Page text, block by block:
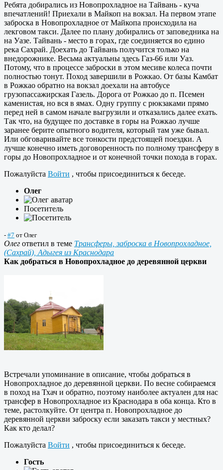
Ребята добирались из Новопрохладное на Тайвань - куча
впечатлений! Приехали в Майкоп на вокзал. На первом этапе
заброска в Новопрохладное от Майкопа происходила на
лекговом такси. Далее по плану добирались от заповедника на
на Уазе. Тайвань - место в горах, где соединяется во едино
река Сахрай. Доехать до Тайвань получится только на
внедорожнике. Весьма актуальны здесь Газ-66 или Уаз.
Потому, что в процессе заброски в этом месиве колеса почти
полностью тонут. Поход завершили в Рожкао. От базы Камбат
в Рожкао обратно на вокзал доехали на автобусе
грузопассажирская Газель. Дорога от Рожкао до п. Псемен
каменистая, но вся в ямах. Одну группу с рюкзаками прямо
перед ней в самом начале выгрузили и отказались далее ехать.
Так что, на будущее по доставке в горы на Рожкао лучше
заранее берите опытного водителя, который там уже бывал.
Или обговаривайте все тонкости предстоящей поездки. А
лучше конечно иметь договоренность по полному трансферу в
горы до Новопрохладное и от конечной точки похода в горах.
Пожалуйста Войти , чтобы присоединиться к беседе.
Олег
Посетитель
- #7 от Олег
Олег ответил в теме Трансферы, заброска в Новопрохладное,
(Сахрай), Адыгея из Краснодара
Как добраться в Новопрохладное до деревянной церкви
Встречали упоминание в описание, чтобы добраться в
Новопрохладное до деревянной церкви. По весне собираемся
в поход на Тхач и обратно, поэтому наиболее актуален для нас
трансфер в Новопрохладное из Краснодара в оба конца. Кто в
теме, растолкуйте. От центра п. Новопрохладное до
деревянной церкви заброску если заказать такси у местных?
Как кто делал?
Пожалуйста Войти , чтобы присоединиться к беседе.
Гость